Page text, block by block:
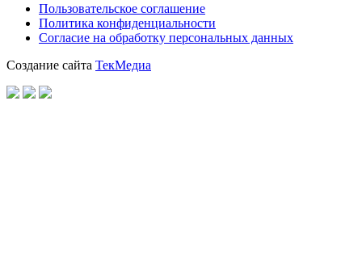
Пользовательское соглашение
Политика конфиденциальности
Согласие на обработку персональных данных
Создание сайта ТекМедиа